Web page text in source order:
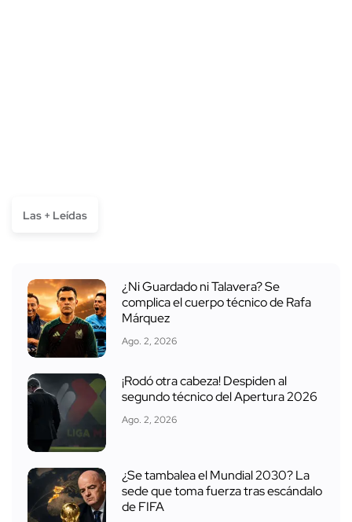
Las + Leídas
¿Ni Guardado ni Talavera? Se
complica el cuerpo técnico de Rafa
Márquez
Ago. 2, 2026
¡Rodó otra cabeza! Despiden al
segundo técnico del Apertura 2026
Ago. 2, 2026
¿Se tambalea el Mundial 2030? La
sede que toma fuerza tras escándalo
de FIFA